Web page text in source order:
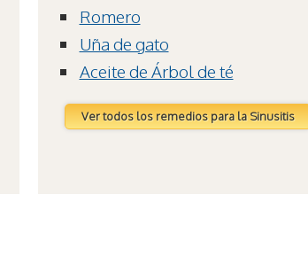
Romero
Uña de gato
Aceite de Árbol de té
Ver todos los remedios para la Sinusitis